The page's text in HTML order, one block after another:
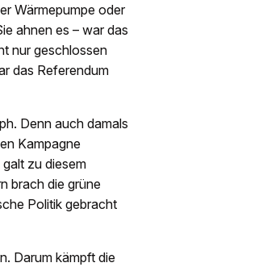
Wärmepumpe oder
ahnen es – war das
nur geschlossen
das Referendum
Denn auch damals
Kampagne
zu diesem
brach die grüne
Politik gebracht
Darum kämpft die